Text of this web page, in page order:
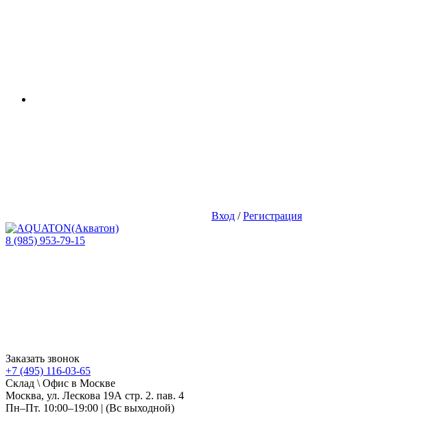
Вход /Регистрация
8 (985) 953-79-15
Заказать звонок
+7 (495) 116-03-65
Склад \ Офис в Москве
Москва, ул. Лескова 19А стр. 2. пав. 4
Пн–Пт. 10:00–19:00 | (Вс выходной)